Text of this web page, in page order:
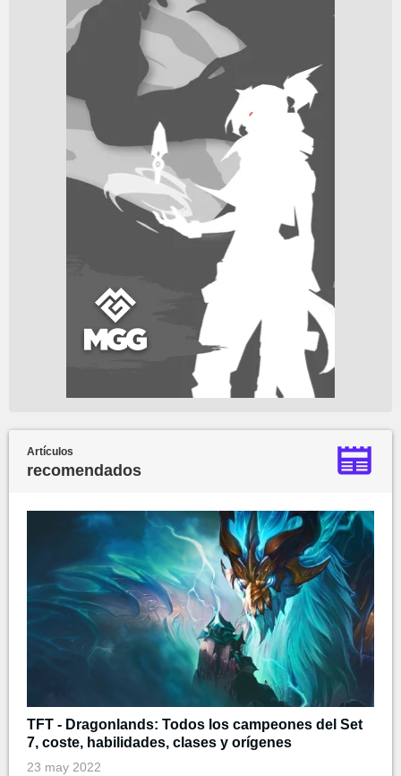
Artículos
recomendados
TFT - Dragonlands: Todos los campeones del Set
7, coste, habilidades, clases y orígenes
23 may 2022